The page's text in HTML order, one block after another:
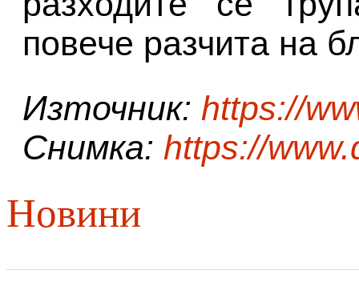
повече разчита на
Източник: https://
Снимка: https://
Новини